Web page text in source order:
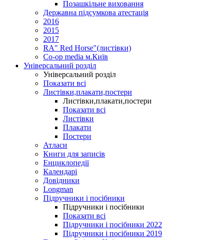
Позашкільне виховання
Державна підсумкова атестація
2016
2015
2017
RA" Red Horse"(листівки)
Co-op media м.Київ
Універсальний розділ
Універсальний розділ
Показати всі
Листівки,плакати,постери
Листівки,плакати,постери
Показати всі
Листівки
Плакати
Постери
Атласи
Книги для записів
Енциклопедії
Календарі
Довідники
Longman
Підручники і посібники
Підручники і посібники
Показати всі
Підручники і посібники 2022
Підручники і посібники 2019